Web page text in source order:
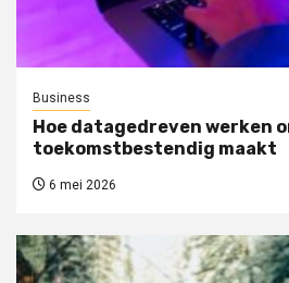
Business
Hoe datagedreven werken
toekomstbestendig maakt
6 mei 2026